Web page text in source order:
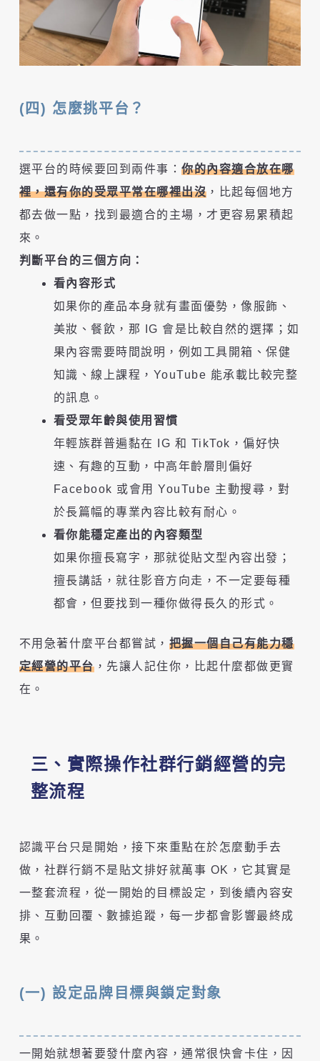
(四) 怎麼挑平台？
選平台的時候要回到兩件事：你的內容適合放在哪
裡，還有你的受眾平常在哪裡出沒 ，比起每個地方
都去做一點，找到最適合的主場，才更容易累積起
來。
判斷平台的三個方向：
看內容形式
如果你的產品本身就有畫面優勢，像服飾、
美妝、餐飲，那 IG 會是比較自然的選擇；如
果內容需要時間說明，例如工具開箱、保健
知識、線上課程，YouTube 能承載比較完整
的訊息。
看受眾年齡與使用習慣
年輕族群普遍黏在 IG 和 TikTok，偏好快
速、有趣的互動，中高年齡層則偏好
Facebook 或會用 YouTube 主動搜尋，對
於長篇幅的專業內容比較有耐心。
看你能穩定產出的內容類型
如果你擅長寫字，那就從貼文型內容出發；
擅長講話，就往影音方向走，不一定要每種
都會，但要找到一種你做得長久的形式。
不用急著什麼平台都嘗試， 把握一個自己有能力穩
定經營的平台，先讓人記住你，比起什麼都做更實
在。
三、實際操作社群行銷經營的完
整流程
認識平台只是開始，接下來重點在於怎麼動手去
做，社群行銷不是貼文排好就萬事 OK，它其實是
一整套流程，從一開始的目標設定，到後續內容安
排、互動回覆、數據追蹤，每一步都會影響最終成
果。
(一) 設定品牌目標與鎖定對象
一開始就想著要發什麼內容，通常很快會卡住，因